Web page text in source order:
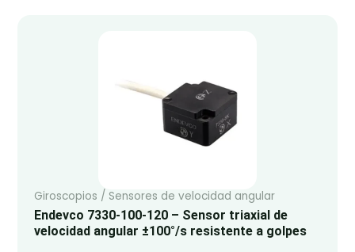
Giroscopios / Sensores de velocidad angular
Endevco 7330-100-120 – Sensor triaxial de
velocidad angular ±100°/s resistente a golpes